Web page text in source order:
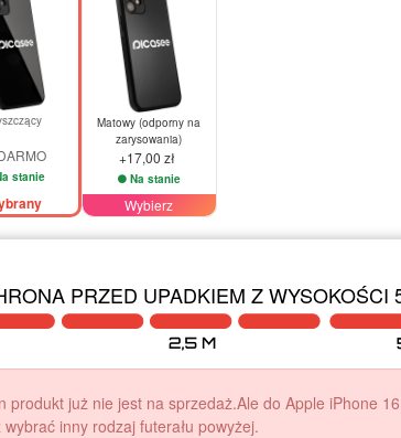
stanie
Matowy (odporny na
zarysowania)
+17,00 zł
Na stanie
Wybierz
PRZED UPADKIEM Z WYSOKOŚCI
produkt już nie jest na sprzedaż.Ale do Apple iPhone
wybrać inny rodzaj futerału powyżej.